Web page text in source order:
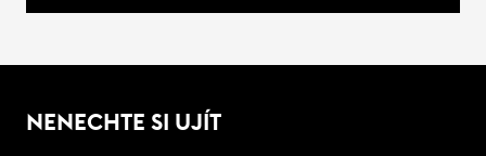
NENECHTE SI UJÍT